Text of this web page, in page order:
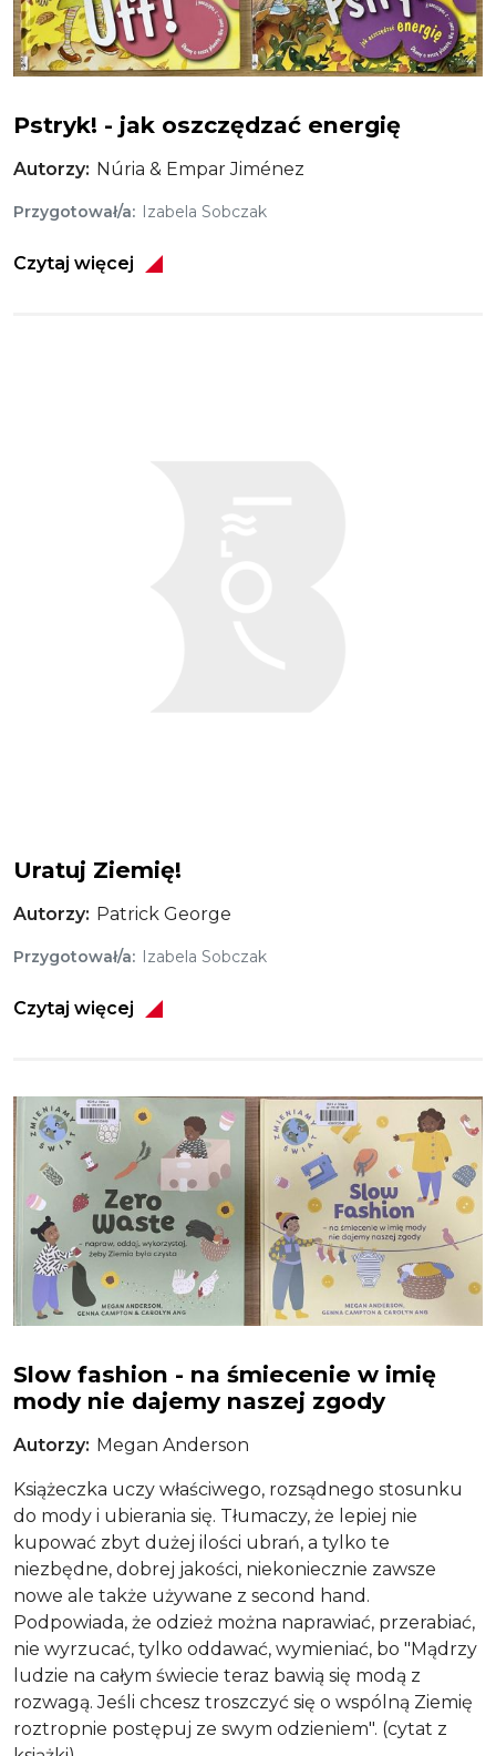
Pstryk! - jak oszczędzać energię
Autorzy Núria & Empar Jiménez
Przygotował/a Izabela Sobczak
Czytaj więcej
Uratuj Ziemię!
Autorzy Patrick George
Przygotował/a Izabela Sobczak
Czytaj więcej
Obraz
Slow fashion - na śmiecenie w imię
mody nie dajemy naszej zgody
Autorzy Megan Anderson
Książeczka uczy właściwego, rozsądnego stosunku
do mody i ubierania się. Tłumaczy, że lepiej nie
kupować zbyt dużej ilości ubrań, a tylko te
niezbędne, dobrej jakości, niekoniecznie zawsze
nowe ale także używane z second hand.
Podpowiada, że odzież można naprawiać, przerabiać,
nie wyrzucać, tylko oddawać, wymieniać, bo "Mądrzy
ludzie na całym świecie teraz bawią się modą z
rozwagą. Jeśli chcesz troszczyć się o wspólną Ziemię
roztropnie postępuj ze swym odzieniem". (cytat z